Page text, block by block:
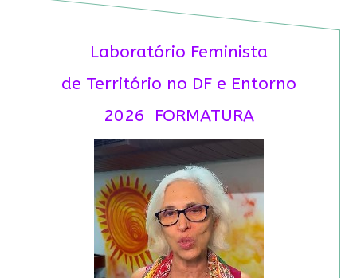
Laboratório Feminista
de Território no DF e Entorno
2026 FORMATURA